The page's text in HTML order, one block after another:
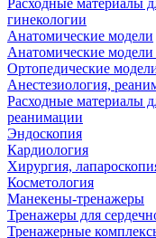
Расходные материалы
гинекологии
Анатомические модели
Анатомические модели
Ортопедические
Анестезиология,
Расходные материалы
реанимации
Эндоскопия
Кардиология
Хирургия,
Косметология
Манекены-тренажеры
Тренажеры для
Тренажерные